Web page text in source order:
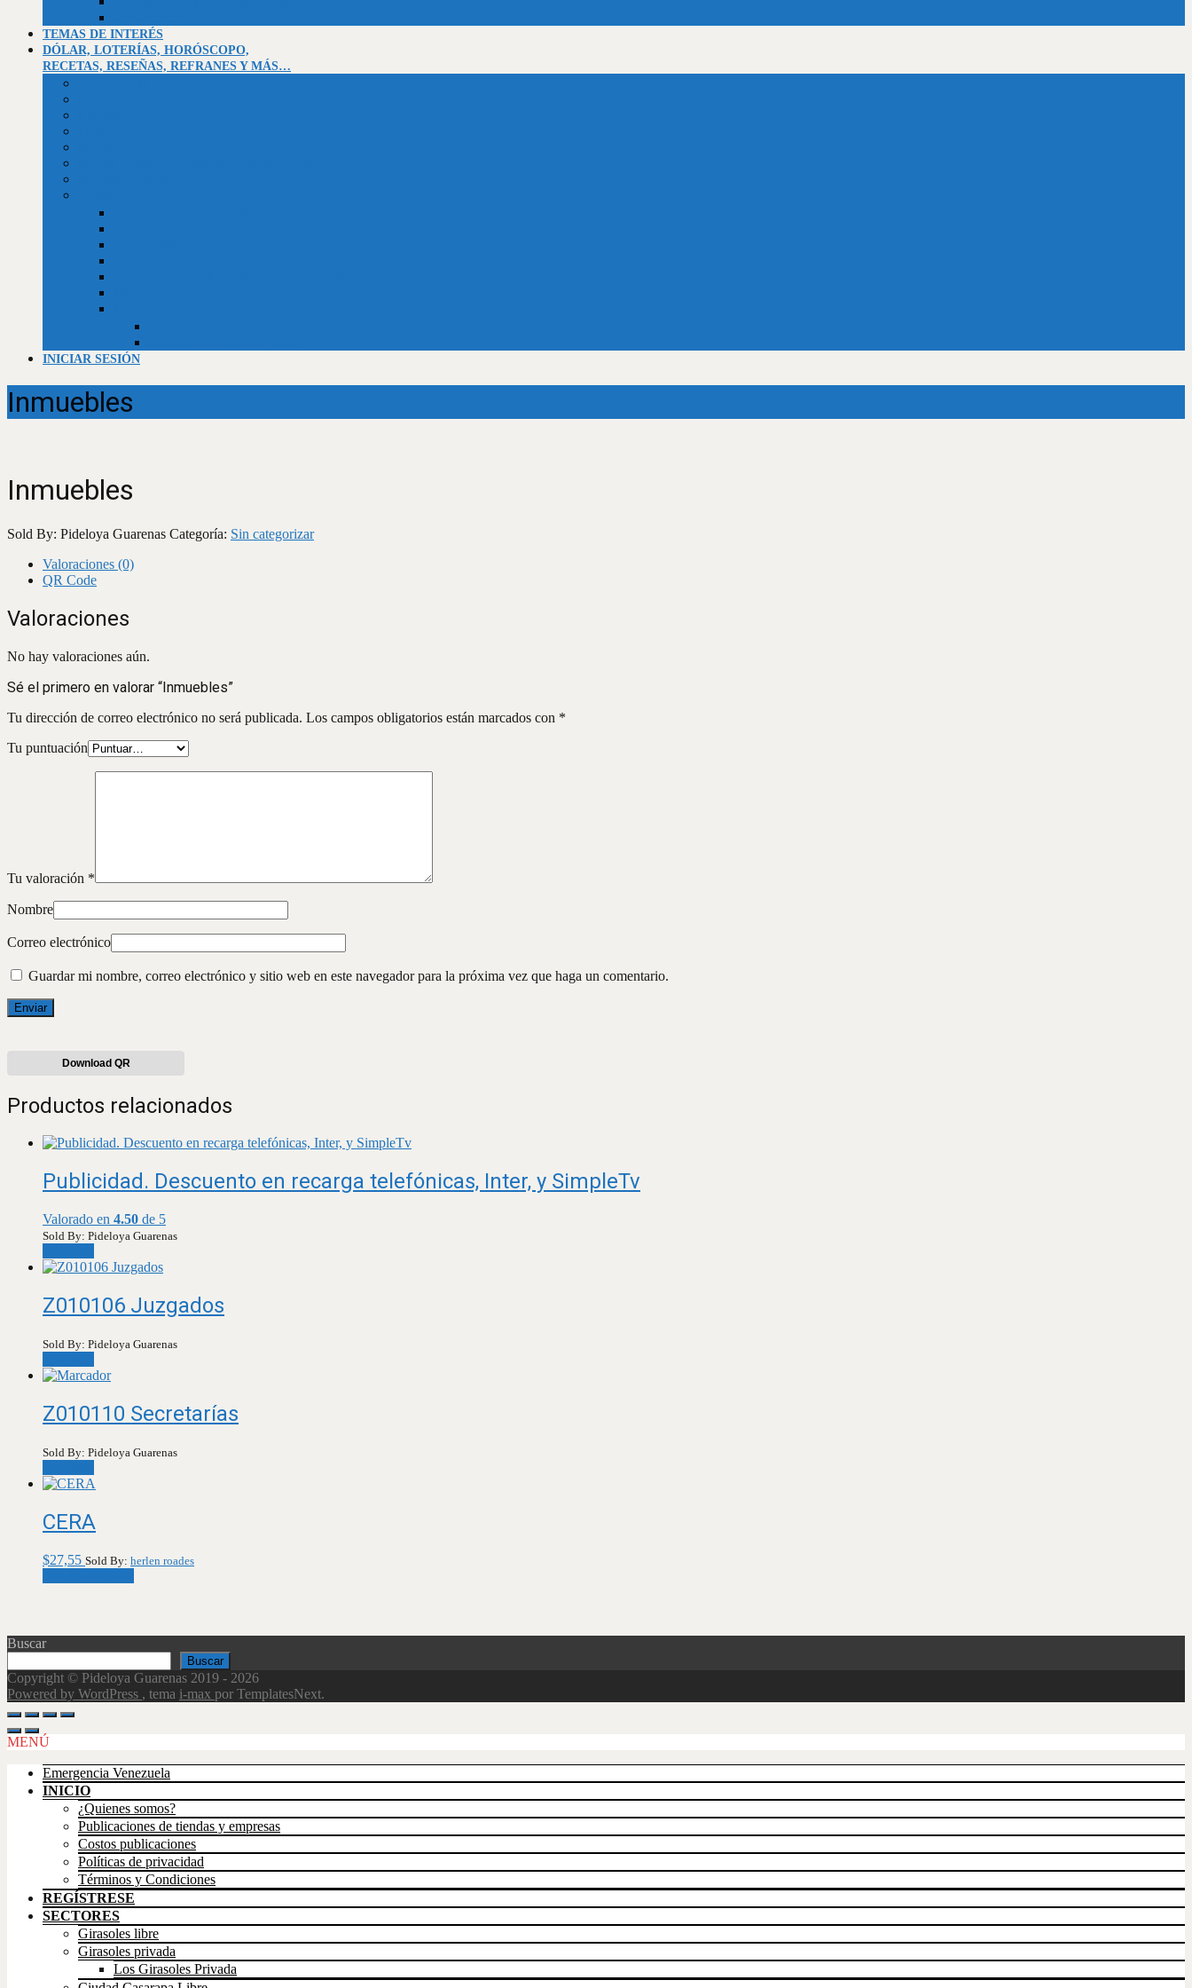
TEMAS DE INTERÉS
DÓLAR, LOTERÍAS, HORÓSCOPO,
RECETAS, RESEÑAS, REFRANES Y MÁS…
INICIAR SESIÓN
Inmuebles
Inmuebles
Sold By: Pideloya Guarenas Categoría: Sin categorizar
Valoraciones (0)
QR Code
Valoraciones
No hay valoraciones aún.
Sé el primero en valorar “Inmuebles”
Tu dirección de correo electrónico no será publicada. Los campos obligatorios están marcados con *
Tu puntuación
Tu valoración *
Nombre
Correo electrónico
Guardar mi nombre, correo electrónico y sitio web en este navegador para la próxima vez que haga un comentario.
Download QR
Productos relacionados
Publicidad. Descuento en recarga telefónicas, Inter, y SimpleTv
Valorado en 4.50 de 5
Sold By: Pideloya Guarenas
Z010106 Juzgados
Sold By: Pideloya Guarenas
Z010110 Secretarías
Sold By: Pideloya Guarenas
CERA
$27,55 Sold By: herlen roades
Buscar
Buscar
Copyright © Pideloya Guarenas 2019 - 2026
Powered by WordPress , tema i-max por TemplatesNext.
Scroll
Up
MENÚ
Emergencia Venezuela
INICIO
¿Quienes somos?
Publicaciones de tiendas y empresas
Costos publicaciones
Políticas de privacidad
Términos y Condiciones
REGÍSTRESE
SECTORES
Girasoles libre
Girasoles privada
Los Girasoles Privada